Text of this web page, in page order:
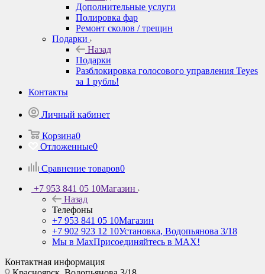
Дополнительные услуги
Полировка фар
Ремонт сколов / трещин
Подарки
Назад
Подарки
Разблокировка голосового управления Teyes
за 1 рубль!
Контакты
Личный кабинет
Корзина0
Отложенные0
Сравнение товаров0
+7 953 841 05 10Магазин
Назад
Телефоны
+7 953 841 05 10Магазин
+7 902 923 12 10Установка, Водопьянова 3/18
Мы в MaxПрисоединяйтесь в MAX!
Контактная информация